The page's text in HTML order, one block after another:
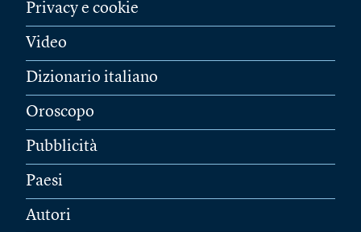
Privacy e cookie
Video
Dizionario italiano
Oroscopo
Pubblicità
Paesi
Autori